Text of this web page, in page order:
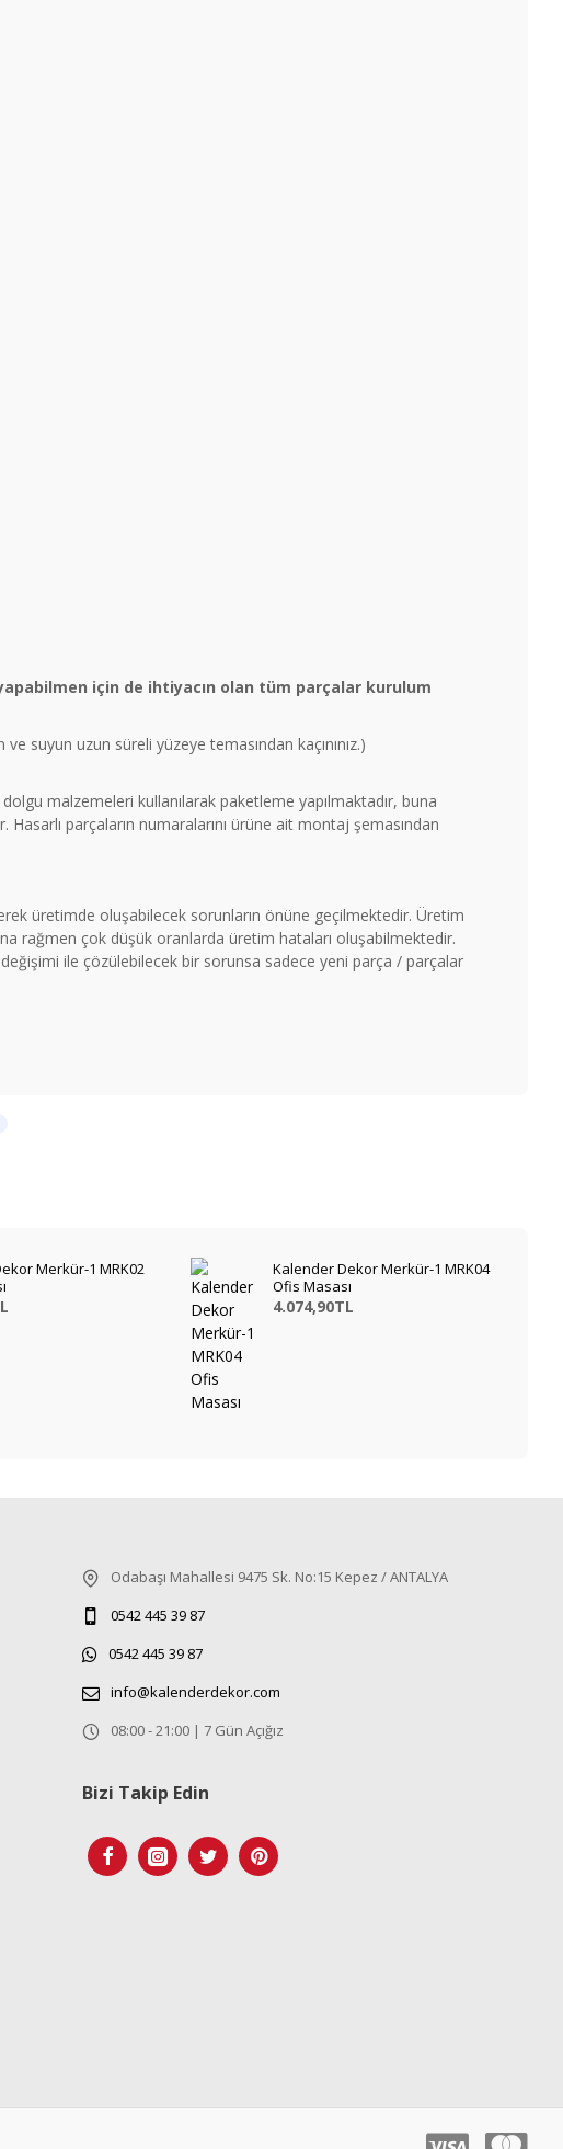
için de ihtiyacın olan tüm parçalar kurulum
suyun uzun süreli yüzeye temasından kaçınınız.)
malzemeleri kullanılarak paketleme yapılmaktadır, buna
parçaların numaralarını ürüne ait montaj şemasından
üretimde oluşabilecek sorunların önüne geçilmektedir. Üretim
rağmen çok düşük oranlarda üretim hataları oluşabilmektedir.
ile çözülebilecek bir sorunsa sadece yeni parça / parçalar
Merkür-1 MRK02
Kalender Dekor Merkür-1 MRK04
Ofis Masası
4.074,90TL
Odabaşı Mahallesi 9475 Sk. No:15 Kepez / ANTALYA
0542 445 39 87
0542 445 39 87
info@kalenderdekor.com
08:00 - 21:00 | 7 Gün Açığız
Bizi Takip Edin